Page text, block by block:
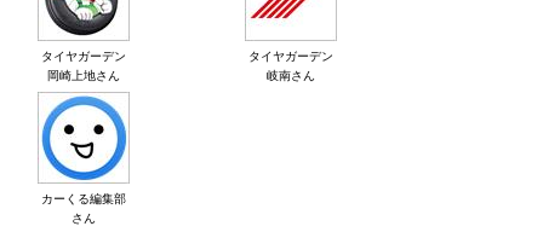
タイヤガーデン
岡崎上地さん
タイヤガーデン
岐南さん
カーくる編集部
さん